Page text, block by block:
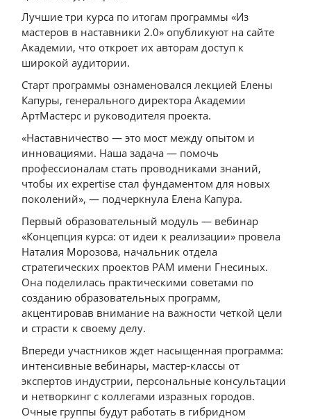
Лучшие три курса по итогам программы «Из
мастеров в наставники 2.0» опубликуют на сайте
Академии, что откроет их авторам доступ к
широкой аудитории.
Старт программы ознаменовался лекцией Елены
Капуры, генерального директора Академии
АртМастерс и руководителя проекта.
«Наставничество — это мост между опытом и
инновациями. Наша задача — помочь
профессионалам стать проводниками знаний,
чтобы их expertise стал фундаментом для новых
поколений», — подчеркнула Елена Капура.
Первый образовательный модуль — вебинар
«Концепция курса: от идеи к реализации» провела
Наталия Морозова, начальник отдела
стратегических проектов РАМ имени Гнесиных.
Она поделилась практическими советами по
созданию образовательных программ,
акцентировав внимание на важности четкой цели
и страсти к своему делу.
Впереди участников ждет насыщенная программа:
интенсивные вебинары, мастер-классы от
экспертов индустрии, персональные консультации
и нетворкинг с коллегами изразных городов.
Очные группы будут работать в гибридном